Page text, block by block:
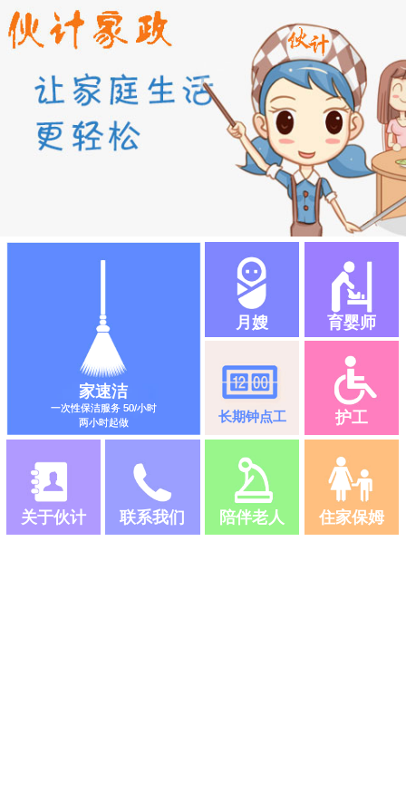
家速洁
一次性保洁服务 50/小时
两小时起做
月嫂 育婴师
长期钟点工 护工
关于伙计 联系我们 陪伴老人 住家保姆